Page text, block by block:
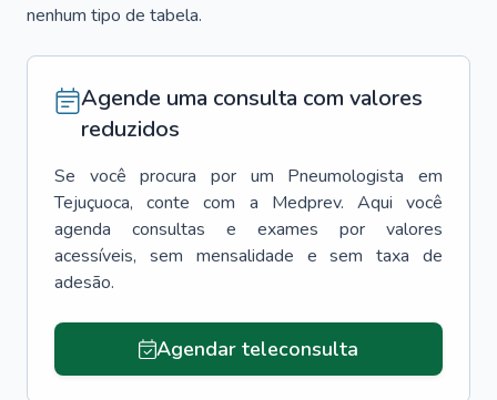
nenhum tipo de tabela.
Agende uma consulta com valores
reduzidos
Se você procura por um Pneumologista
em
Tejuçuoca, conte com a Medprev. Aqui você
agenda consultas e exames por valores
acessíveis, sem mensalidade e sem taxa de
adesão.
Agendar teleconsulta